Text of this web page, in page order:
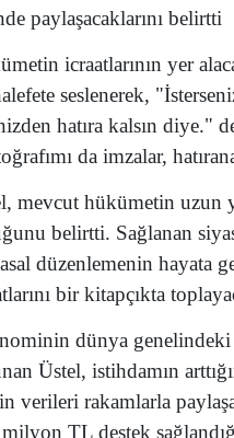
paylaşacaklarını belirtti
icraatlarının yer
seslenerek,
hatıra kalsın diye."
da imzalar,
mevcut hükümetin uzun
belirtti. Sağlanan
düzenlemenin hayata
bir kitapçıkta
dünya
Üstel, istihdamın
verileri rakamlarla
TL destek